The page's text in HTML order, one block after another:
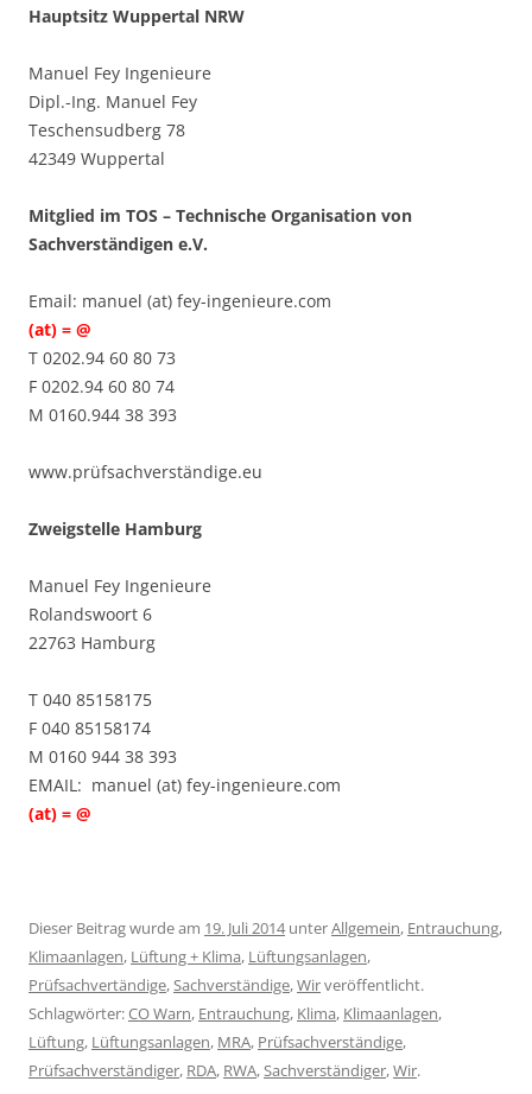
Hauptsitz Wuppertal NRW
Manuel Fey Ingenieure
Dipl.-Ing. Manuel Fey
Teschensudberg 78
42349 Wuppertal
Mitglied im TOS – Technische Organisation von
Sachverständigen e.V.
Email: manuel (at) fey-ingenieure.com
(at) = @
T 0202.94 60 80 73
F 0202.94 60 80 74
M 0160.944 38 393
www.prüfsachverständige.eu
Zweigstelle Hamburg
Manuel Fey Ingenieure
Rolandswoort 6
22763 Hamburg
T 040 85158175
F 040 85158174
M 0160 944 38 393
EMAIL: manuel (at) fey-ingenieure.com
(at) = @
Dieser Beitrag wurde am 19. Juli 2014unterAllgemein, Entrauchung,
Klimaanlagen, Lüftung + Klima, Lüftungsanlagen,
Prüfsachvertändige,Sachverständige,Wirveröffentlicht.
Schlagwörter:CO Warn, Entrauchung, Klima, Klimaanlagen,
Lüftung, Lüftungsanlagen, MRA, Prüfsachverständige,
Prüfsachverständiger, RDA, RWA,Sachverständiger,Wir.